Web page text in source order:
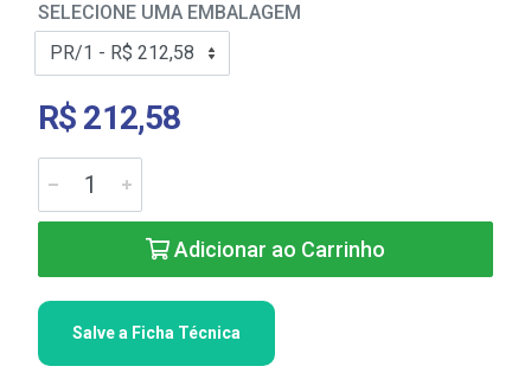
SELECIONE UMA EMBALAGEM
R$ 212,58
Adicionar ao Carrinho
Salve a Ficha Técnica